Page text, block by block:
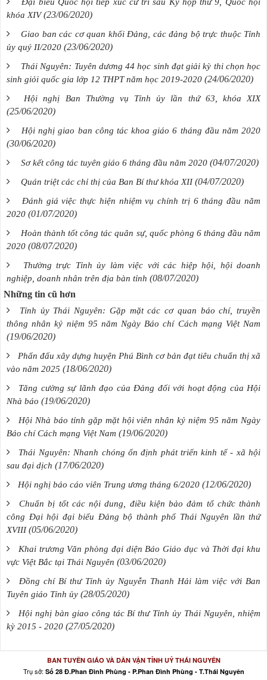
khóa XIV (23/06/2020)
Giao ban các cơ quan khối Đảng, các đảng bộ trực thuộc Tỉnh
ủy quý II/2020 (23/06/2020)
Thái Nguyên: Tuyên dương 44 học sinh đạt giải kỳ thi chọn học
sinh giỏi quốc gia lớp 12 THPT năm học 2019-2020 (24/06/2020)
Hội nghị Ban Thường vụ Tỉnh ủy lần thứ 63, khóa XIX
(25/06/2020)
Hội nghị giao ban công tác khoa giáo 6 tháng đầu năm 2020
(30/06/2020)
Sơ kết công tác tuyên giáo 6 tháng đầu năm 2020 (04/07/2020)
Quán triệt các chỉ thị của Ban Bí thư khóa XII (04/07/2020)
Đánh giá việc thực hiện nhiệm vụ chính trị 6 tháng đầu năm
2020 (01/07/2020)
Hoàn thành tốt công tác quân sự, quốc phòng 6 tháng đầu năm
2020 (08/07/2020)
Thường trực Tỉnh ủy làm việc với các hiệp hội, hội doanh
nghiệp, doanh nhân trên địa bàn tỉnh (08/07/2020)
Những tin cũ hơn
Tỉnh ủy Thái Nguyên: Gặp mặt các cơ quan báo chí, truyền
thông nhân kỷ niệm 95 năm Ngày Báo chí Cách mạng Việt Nam
(19/06/2020)
Phấn đấu xây dựng huyện Phú Bình cơ bản đạt tiêu chuẩn thị xã
vào năm 2025 (18/06/2020)
Tăng cường sự lãnh đạo của Đảng đối với hoạt động của Hội
Nhà báo (19/06/2020)
Hội Nhà báo tỉnh gặp mặt hội viên nhân kỷ niệm 95 năm Ngày
Báo chí Cách mạng Việt Nam (19/06/2020)
Thái Nguyên: Nhanh chóng ổn định phát triển kinh tế - xã hội
sau đại dịch (17/06/2020)
Hội nghị báo cáo viên Trung ương tháng 6/2020 (12/06/2020)
Chuẩn bị tốt các nội dung, điều kiện bảo đảm tổ chức thành
công Đại hội đại biểu Đảng bộ thành phố Thái Nguyên lần thứ
XVIII (05/06/2020)
Khai trương Văn phòng đại diện Báo Giáo dục và Thời đại khu
vực Việt Bắc tại Thái Nguyên (03/06/2020)
Đồng chí Bí thư Tỉnh ủy Nguyễn Thanh Hải làm việc với Ban
Tuyên giáo Tỉnh ủy (28/05/2020)
Hội nghị bàn giao công tác Bí thư Tỉnh ủy Thái Nguyên, nhiệm
kỳ 2015 - 2020 (27/05/2020)
BAN TUYÊN GIÁO VÀ DÂN VẬN TỈNH UỶ THÁI NGUYÊN
Trụ sở: Số 28 Đ.Phan Đình Phùng - P.Phan Đình Phùng - T.Thái Nguyên